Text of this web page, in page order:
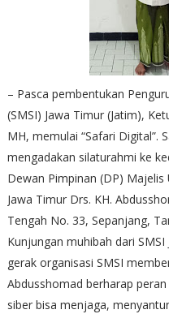
– Pasca pembentukan
(SMSI) Jawa Timur (Jatim),
MH, memulai “Safari Digital”.
mengadakan silaturahmi ke
Dewan Pimpinan (DP)
Jawa Timur Drs. KH.
Tengah No. 33, Sepanjang,
Kunjungan muhibah dari
gerak organisasi SMSI
Abdusshomad berharap
siber bisa menjaga,